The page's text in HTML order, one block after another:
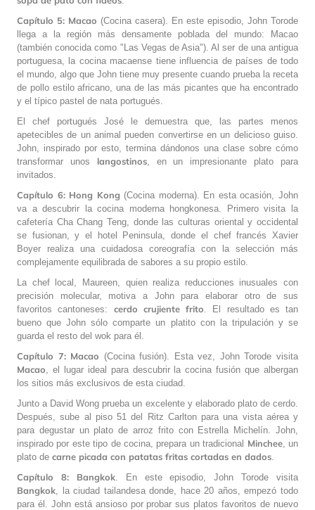
Capítulo 5: Macao (Cocina casera). En este episodio, John Torode
llega a la región más densamente poblada del mundo: Macao
(también conocida como "Las Vegas de Asia"). Al ser de una antigua
portuguesa, la cocina macaense tiene influencia de países de todo
el mundo, algo que John tiene muy presente cuando prueba la receta
de pollo estilo africano, una de las más picantes que ha encontrado
y el típico pastel de nata portugués.
El chef portugués José le demuestra que, las partes menos
apetecibles de un animal pueden convertirse en un delicioso guiso.
John, inspirado por esto, termina dándonos una clase sobre cómo
transformar unos langostinos, en un impresionante plato para
invitados.
Capítulo 6: Hong Kong (Cocina moderna). En esta ocasión, John
va a descubrir la cocina moderna hongkonesa. Primero visita la
cafetería Cha Chang Teng, donde las culturas oriental y occidental
se fusionan, y el hotel Peninsula, donde el chef francés Xavier
Boyer realiza una cuidadosa coreografía con la selección más
complejamente equilibrada de sabores a su propio estilo.
La chef local, Maureen, quien realiza reducciones inusuales con
precisión molecular, motiva a John para elaborar otro de sus
favoritos cantoneses: cerdo crujiente frito . El resultado es tan
bueno que John sólo comparte un platito con la tripulación y se
guarda el resto del wok para él.
Capítulo 7: Macao (Cocina fusión). Esta vez, John Torode visita
Macao , el lugar ideal para descubrir la cocina fusión que albergan
los sitios más exclusivos de esta ciudad.
Junto a David Wong prueba un excelente y elaborado plato de cerdo.
Después, sube al piso 51 del Ritz Carlton para una vista aérea y
para degustar un plato de arroz frito con Estrella Michelín. John,
inspirado por este tipo de cocina, prepara un tradicional Minchee, un
plato de carne picada con patatas fritas cortadas en dados
Capítulo 8: Bangkok. En este episodio, John Torode visita
Bangkok , la ciudad tailandesa donde, hace 20 años, empezó todo
para él. John está ansioso por probar sus platos favoritos de nuevo